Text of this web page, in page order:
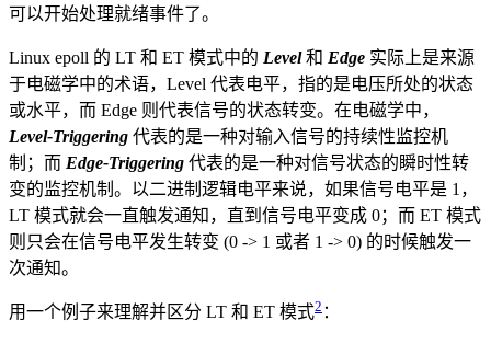
可以开始处理就绪事件了。
Linux epoll 的 LT 和 ET 模式中的 Level和 Edge 实际上是来源
于电磁学中的术语，Level 代表电平，指的是电压所处的状态
或水平，而 Edge 则代表信号的状态转变。在电磁学中，
Level-Triggering 代表的是一种对输入信号的持续性监控机
制；而 Edge-Triggering 代表的是一种对信号状态的瞬时性转
变的监控机制。以二进制逻辑电平来说，如果信号电平是 1，
LT 模式就会一直触发通知，直到信号电平变成 0；而 ET 模式
则只会在信号电平发生转变 (0 -> 1 或者 1 -> 0) 的时候触发一
次通知。
用一个例子来理解并区分 LT 和 ET 模式2 ：